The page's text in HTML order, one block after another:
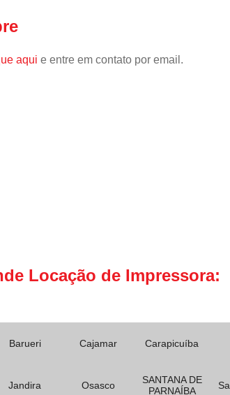
aqui e entre em contato por email.
Locação de Impressora:
Barueri Cajamar Carapicuíba
Jandira Osasco
SANTANA DE
PARNAÍBA